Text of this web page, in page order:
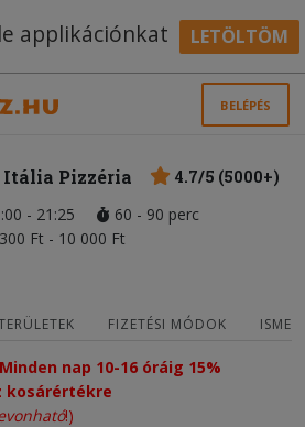
applikációnkat LETÖLTÖM
BELÉPÉS
Itália Pizzéria
4.7/5 (5000+)
- 21:25
60 - 90 perc
Ft - 10 000 Ft
FIZETÉSI MÓDOK
nap 10-16 óráig 15%
kosárértékre
!)